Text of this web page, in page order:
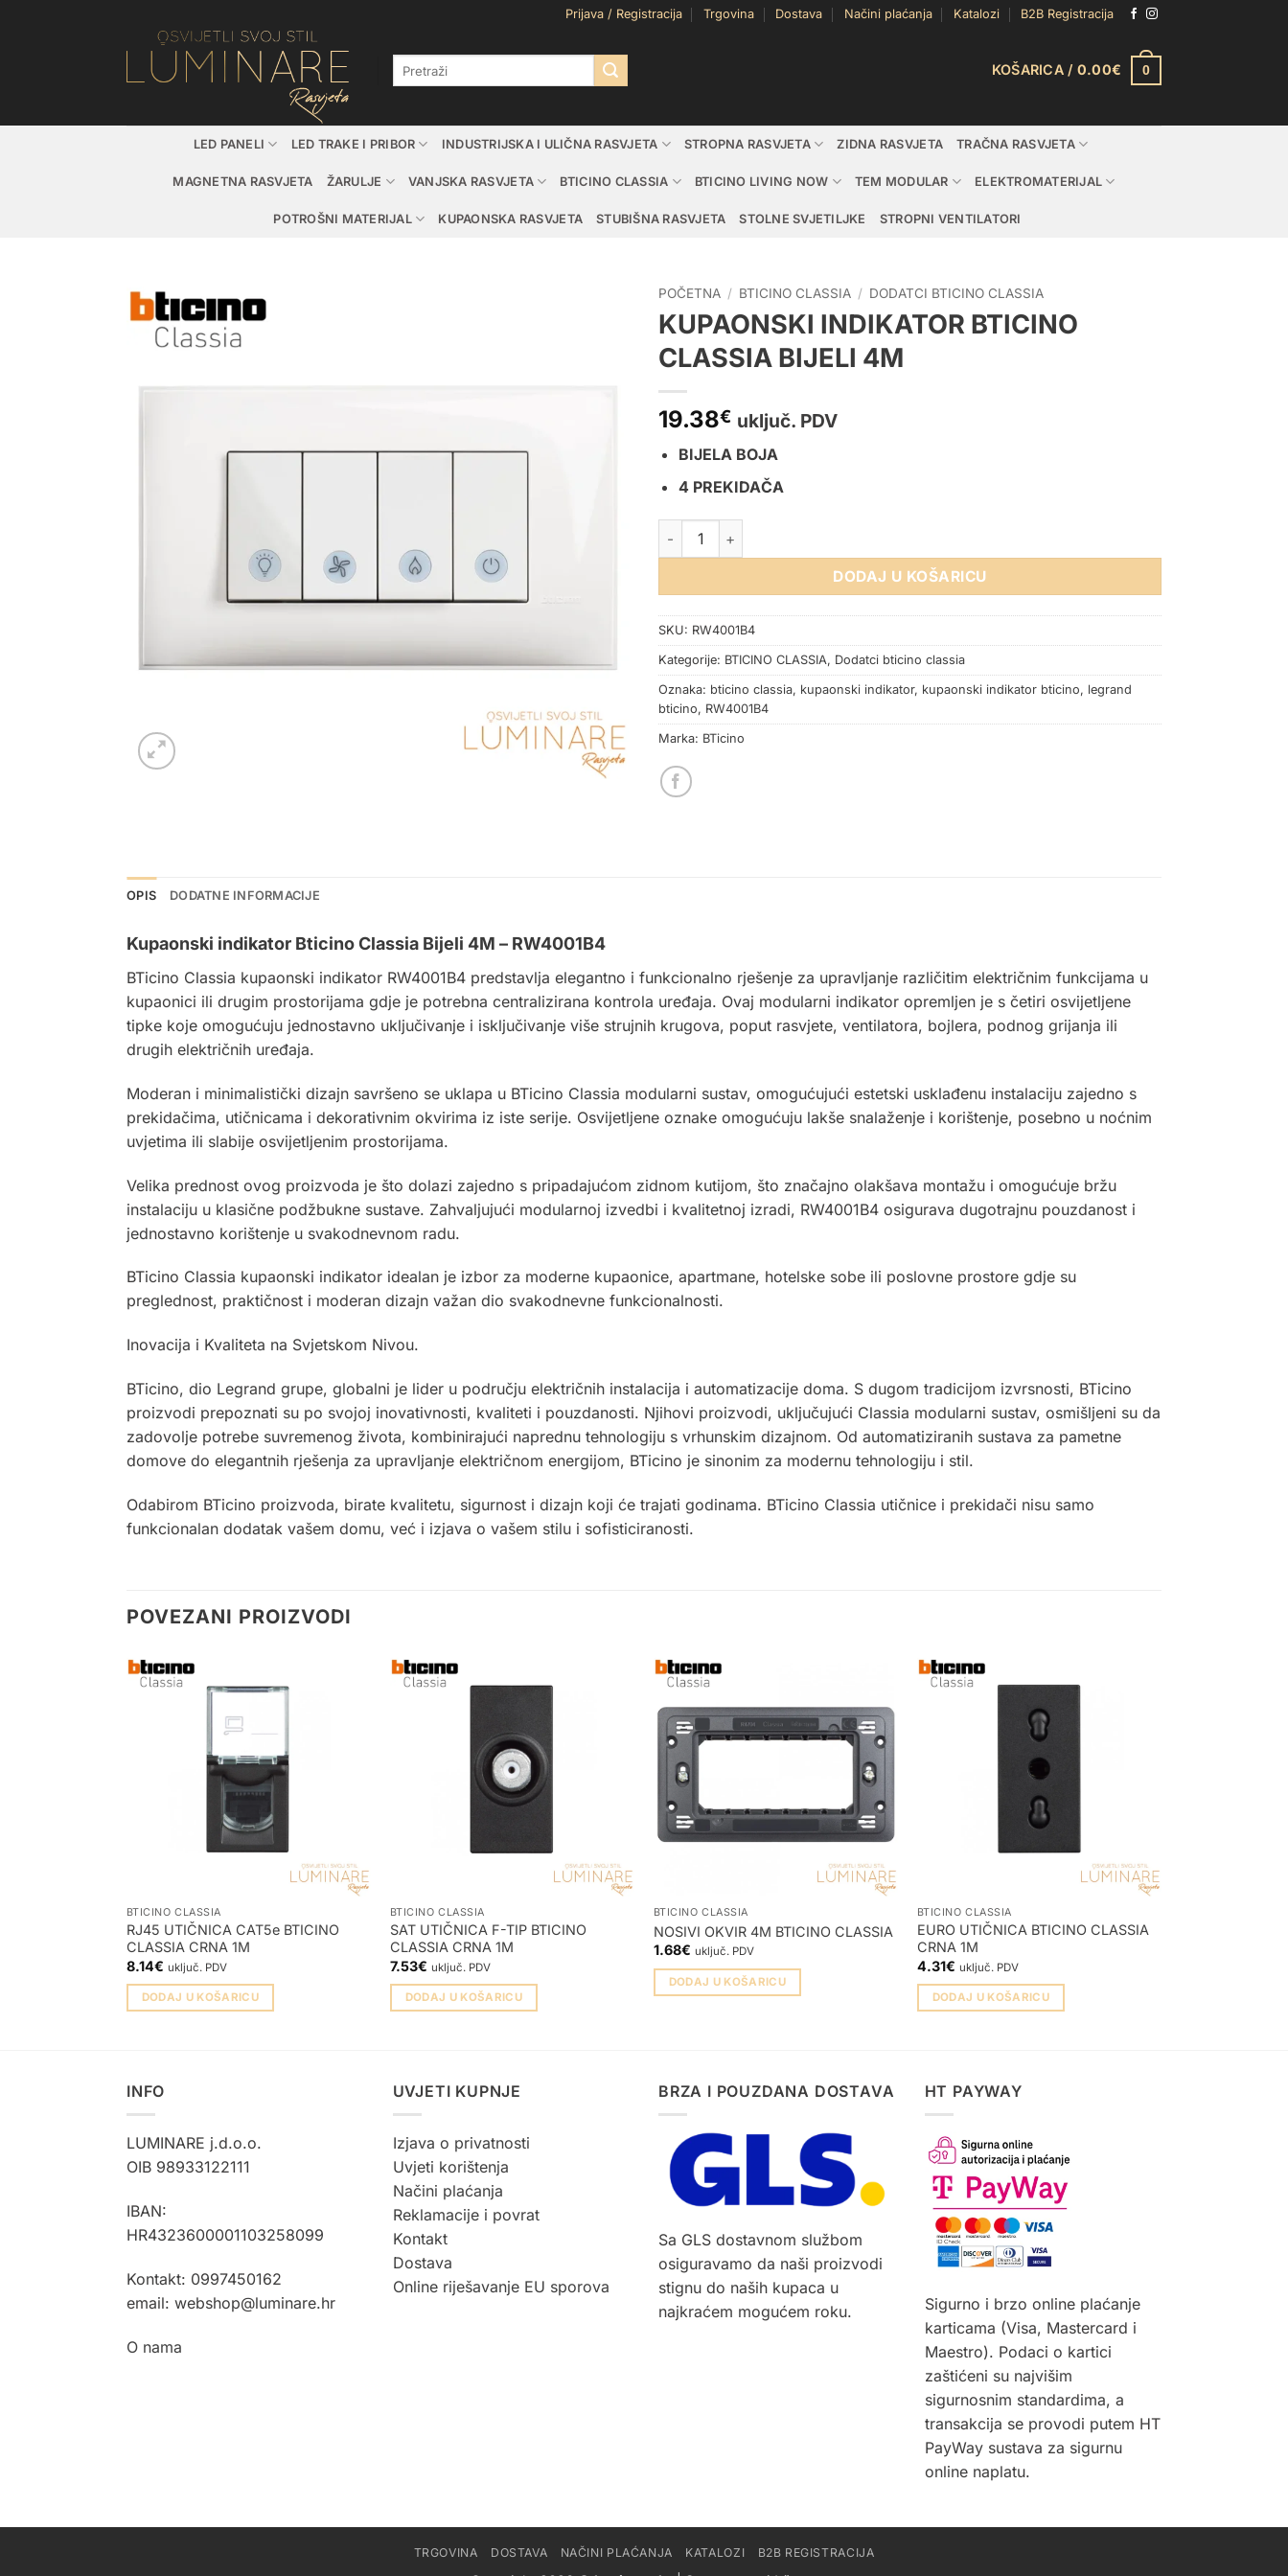
Prijava / Registracija Trgovina Dostava Načini plaćanja Katalozi B2B Registracija
KOŠARICA / 0.00€ 0
LED PANELI LED TRAKE I PRIBOR INDUSTRIJSKA I ULIČNA RASVJETA STROPNA RASVJETA ZIDNA RASVJETA TRAČNA RASVJETA
MAGNETNA RASVJETA ŽARULJE VANJSKA RASVJETA BTICINO CLASSIA BTICINO LIVING NOW TEM MODULAR ELEKTROMATERIJAL
POTROŠNI MATERIJAL KUPAONSKA RASVJETA STUBIŠNA RASVJETA STOLNE SVJETILJKE STROPNI VENTILATORI
POČETNA / BTICINO CLASSIA / DODATCI BTICINO CLASSIA
KUPAONSKI INDIKATOR BTICINO
CLASSIA BIJELI 4M
19.38€ uključ. PDV
BIJELA BOJA
4 PREKIDAČA
KUPAONSKI INDIKATOR BTICINO CLASSIA BIJELI 4M količina
DODAJ U KOŠARICU
SKU: RW4001B4
Kategorije: BTICINO CLASSIA, Dodatci bticino classia
Oznaka: bticino classia, kupaonski indikator, kupaonski indikator bticino, legrand
bticino, RW4001B4
Marka: BTicino
OPIS DODATNE INFORMACIJE
Kupaonski indikator Bticino Classia Bijeli 4M – RW4001B4
BTicino Classia kupaonski indikator RW4001B4 predstavlja elegantno i funkcionalno rješenje za upravljanje različitim električnim funkcijama u
kupaonici ili drugim prostorijama gdje je potrebna centralizirana kontrola uređaja. Ovaj modularni indikator opremljen je s četiri osvijetljene
tipke koje omogućuju jednostavno uključivanje i isključivanje više strujnih krugova, poput rasvjete, ventilatora, bojlera, podnog grijanja ili
drugih električnih uređaja.
Moderan i minimalistički dizajn savršeno se uklapa u BTicino Classia modularni sustav, omogućujući estetski usklađenu instalaciju zajedno s
prekidačima, utičnicama i dekorativnim okvirima iz iste serije. Osvijetljene oznake omogućuju lakše snalaženje i korištenje, posebno u noćnim
uvjetima ili slabije osvijetljenim prostorijama.
Velika prednost ovog proizvoda je što dolazi zajedno s pripadajućom zidnom kutijom, što značajno olakšava montažu i omogućuje bržu
instalaciju u klasične podžbukne sustave. Zahvaljujući modularnoj izvedbi i kvalitetnoj izradi, RW4001B4 osigurava dugotrajnu pouzdanost i
jednostavno korištenje u svakodnevnom radu.
BTicino Classia kupaonski indikator idealan je izbor za moderne kupaonice, apartmane, hotelske sobe ili poslovne prostore gdje su
preglednost, praktičnost i moderan dizajn važan dio svakodnevne funkcionalnosti.
Inovacija i Kvaliteta na Svjetskom Nivou.
BTicino, dio Legrand grupe, globalni je lider u području električnih instalacija i automatizacije doma. S dugom tradicijom izvrsnosti, BTicino
proizvodi prepoznati su po svojoj inovativnosti, kvaliteti i pouzdanosti. Njihovi proizvodi, uključujući Classia modularni sustav, osmišljeni su da
zadovolje potrebe suvremenog života, kombinirajući naprednu tehnologiju s vrhunskim dizajnom. Od automatiziranih sustava za pametne
domove do elegantnih rješenja za upravljanje električnom energijom, BTicino je sinonim za modernu tehnologiju i stil.
Odabirom BTicino proizvoda, birate kvalitetu, sigurnost i dizajn koji će trajati godinama. BTicino Classia utičnice i prekidači nisu samo
funkcionalan dodatak vašem domu, već i izjava o vašem stilu i sofisticiranosti.
POVEZANI PROIZVODI
BTICINO CLASSIA
RJ45 UTIČNICA CAT5e BTICINO
CLASSIA CRNA 1M
8.14€ uključ. PDV
DODAJ U KOŠARICU
BTICINO CLASSIA
SAT UTIČNICA F-TIP BTICINO
CLASSIA CRNA 1M
7.53€ uključ. PDV
DODAJ U KOŠARICU
BTICINO CLASSIA
NOSIVI OKVIR 4M BTICINO CLASSIA
1.68€ uključ. PDV
DODAJ U KOŠARICU
BTICINO CLASSIA
EURO UTIČNICA BTICINO CLASSIA
CRNA 1M
4.31€ uključ. PDV
DODAJ U KOŠARICU
INFO
LUMINARE j.d.o.o.
OIB 98933122111
IBAN:
HR4323600001103258099
Kontakt: 0997450162
email: webshop@luminare.hr
O nama
UVJETI KUPNJE
Izjava o privatnosti
Uvjeti korištenja
Načini plaćanja
Reklamacije i povrat
Kontakt
Dostava
Online riješavanje EU sporova
BRZA I POUZDANA DOSTAVA
Sa GLS dostavnom službom
osiguravamo da naši proizvodi
stignu do naših kupaca u
najkraćem mogućem roku.
HT PAYWAY
Sigurno i brzo online plaćanje
karticama (Visa, Mastercard i
Maestro). Podaci o kartici
zaštićeni su najvišim
sigurnosnim standardima, a
transakcija se provodi putem HT
PayWay sustava za sigurnu
online naplatu.
TRGOVINA DOSTAVA NAČINI PLAĆANJA KATALOZI B2B REGISTRACIJA